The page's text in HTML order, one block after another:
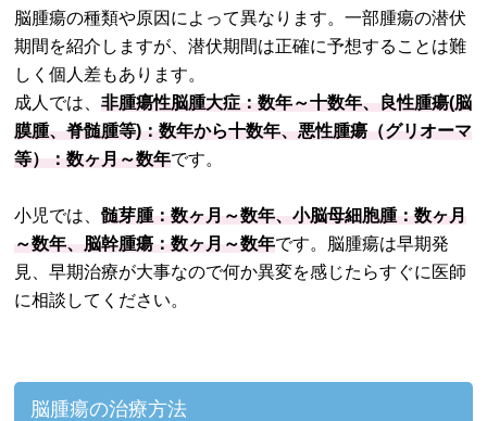
脳腫瘍の種類や原因によって異なります。一部腫瘍の潜伏
期間を紹介しますが、潜伏期間は正確に予想することは難
しく個人差もあります。
成人では、非腫瘍性脳腫大症：数年～十数年、良性腫瘍(脳
膜腫、脊髄腫等)：数年から十数年、悪性腫瘍（グリオーマ
等）：数ヶ月～数年です。
小児では、髄芽腫：数ヶ月～数年、小脳母細胞腫：数ヶ月
～数年、脳幹腫瘍：数ヶ月～数年です。脳腫瘍は早期発
見、早期治療が大事なので何か異変を感じたらすぐに医師
に相談してください。
脳腫瘍の治療方法